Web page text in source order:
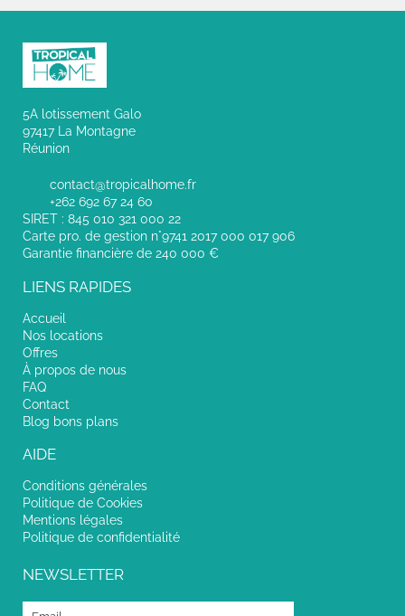
5A lotissement Galo
97417 La Montagne
Réunion
contact@tropicalhome.fr
+262 692 67 24 60
SIRET : 845 010 321 000 22
Carte pro. de gestion n°9741 2017 000 017 906
Garantie financière de 240 000 €
LIENS RAPIDES
Accueil
Nos locations
Offres
À propos de nous
FAQ
Contact
Blog bons plans
AIDE
Conditions générales
Politique de Cookies
Mentions légales
Politique de confidentialité
NEWSLETTER